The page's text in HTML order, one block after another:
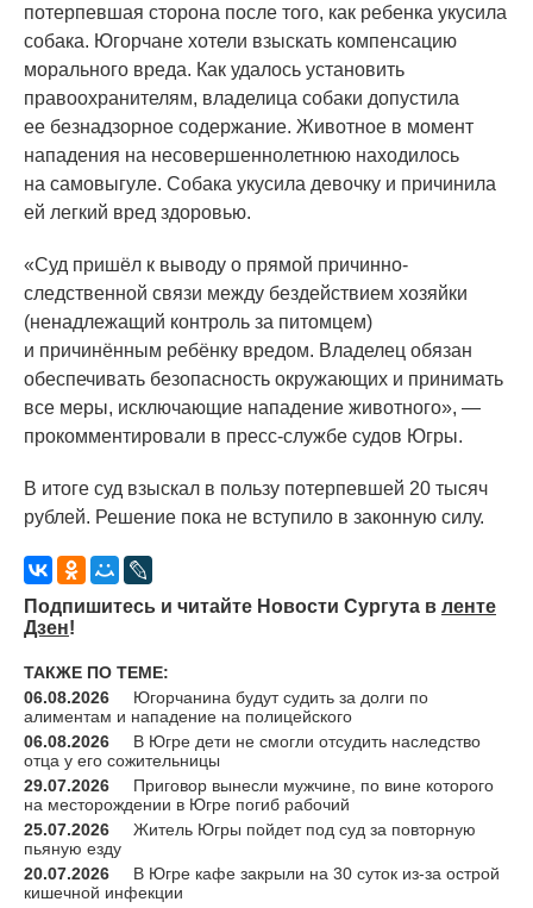
потерпевшая сторона после того, как ребенка укусила
собака. Югорчане хотели взыскать компенсацию
морального вреда. Как удалось установить
правоохранителям, владелица собаки допустила
ее безнадзорное содержание. Животное в момент
нападения на несовершеннолетнюю находилось
на самовыгуле. Собака укусила девочку и причинила
ей легкий вред здоровью.
«Суд пришёл к выводу о прямой причинно-
следственной связи между бездействием хозяйки
(ненадлежащий контроль за питомцем)
и причинённым ребёнку вредом. Владелец обязан
обеспечивать безопасность окружающих и принимать
все меры, исключающие нападение животного», —
прокомментировали в пресс-службе судов Югры.
В итоге суд взыскал в пользу потерпевшей 20 тысяч
рублей. Решение пока не вступило в законную силу.
Подпишитесь и читайте Новости Сургута в ленте
Дзен!
ТАКЖЕ ПО ТЕМЕ:
06.08.2026
Югорчанина будут судить за долги по
алиментам и нападение на полицейского
06.08.2026
В Югре дети не смогли отсудить наследство
отца у его сожительницы
29.07.2026
Приговор вынесли мужчине, по вине которого
на месторождении в Югре погиб рабочий
25.07.2026
Житель Югры пойдет под суд за повторную
пьяную езду
20.07.2026
В Югре кафе закрыли на 30 суток из-за острой
кишечной инфекции